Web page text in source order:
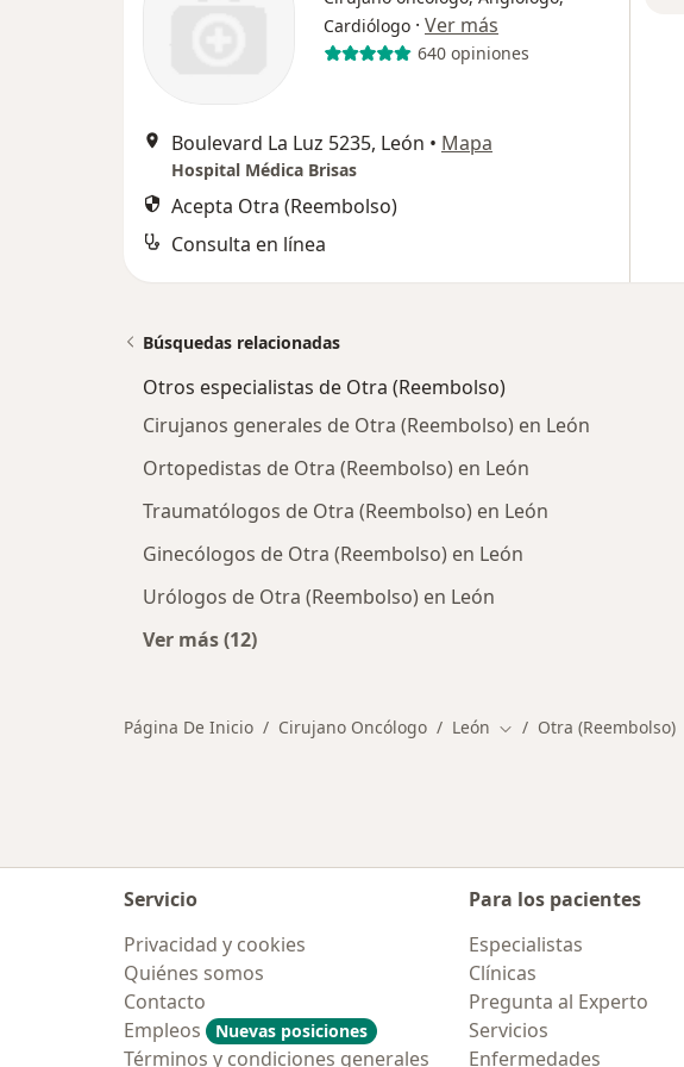
Cardiólogo · Ver más
640 opiniones
Boulevard La Luz 5235, León • Mapa
Hospital Médica Brisas
Acepta Otra (Reembolso)
Consulta en línea
Búsquedas relacionadas
Otros especialistas de Otra (Reembolso)
Cirujanos generales de Otra (Reembolso) en León
Ortopedistas de Otra (Reembolso) en León
Traumatólogos de Otra (Reembolso) en León
Ginecólogos de Otra (Reembolso) en León
Urólogos de Otra (Reembolso) en León
Ver más (12)
Página De Inicio Cirujano Oncólogo León Cambiar de ciudad
Otra (Reembolso)
Servicio
Privacidad y cookies
Quiénes somos
Contacto
Empleos
Nuevas posiciones
Términos y condiciones generales
Para los pacientes
Especialistas
Clínicas
Pregunta al Experto
Servicios
Enfermedades